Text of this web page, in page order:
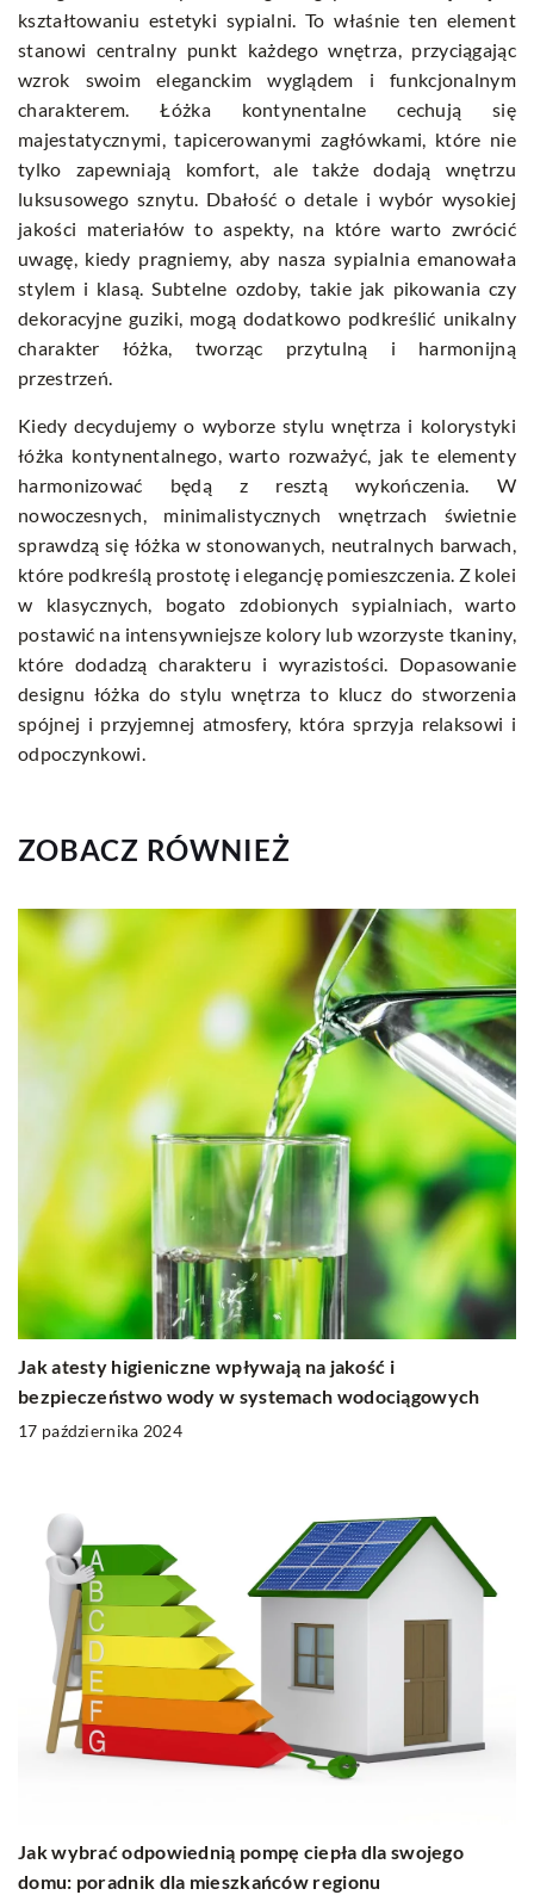
kształtowaniu estetyki sypialni. To właśnie ten element
stanowi centralny punkt każdego wnętrza, przyciągając
wzrok swoim eleganckim wyglądem i funkcjonalnym
charakterem. Łóżka kontynentalne cechują się
majestatycznymi, tapicerowanymi zagłówkami, które nie
tylko zapewniają komfort, ale także dodają wnętrzu
luksusowego sznytu. Dbałość o detale i wybór wysokiej
jakości materiałów to aspekty, na które warto zwrócić
uwagę, kiedy pragniemy, aby nasza sypialnia emanowała
stylem i klasą. Subtelne ozdoby, takie jak pikowania czy
dekoracyjne guziki, mogą dodatkowo podkreślić unikalny
charakter łóżka, tworząc przytulną i harmonijną
przestrzeń.
Kiedy decydujemy o wyborze stylu wnętrza i kolorystyki
łóżka kontynentalnego, warto rozważyć, jak te elementy
harmonizować będą z resztą wykończenia. W
nowoczesnych, minimalistycznych wnętrzach świetnie
sprawdzą się łóżka w stonowanych, neutralnych barwach,
które podkreślą prostotę i elegancję pomieszczenia. Z kolei
w klasycznych, bogato zdobionych sypialniach, warto
postawić na intensywniejsze kolory lub wzorzyste tkaniny,
które dodadzą charakteru i wyrazistości. Dopasowanie
designu łóżka do stylu wnętrza to klucz do stworzenia
spójnej i przyjemnej atmosfery, która sprzyja relaksowi i
odpoczynkowi.
ZOBACZ RÓWNIEŻ
Jak atesty higieniczne wpływają na jakość i
bezpieczeństwo wody w systemach wodociągowych
17 października 2024
Jak wybrać odpowiednią pompę ciepła dla swojego
domu: poradnik dla mieszkańców regionu